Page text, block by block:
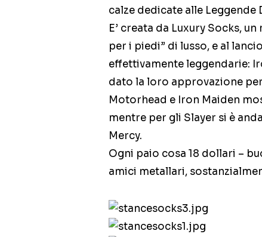
calze dedicate alle
E’ creata da Luxury Socks,
per i piedi” di lusso, e al
effettivamente leggendarie:
dato la loro approvazione
Motorhead e Iron Maiden
mentre per gli Slayer si è
Mercy.
Ogni paio cosa 18 dollari –
amici metallari,